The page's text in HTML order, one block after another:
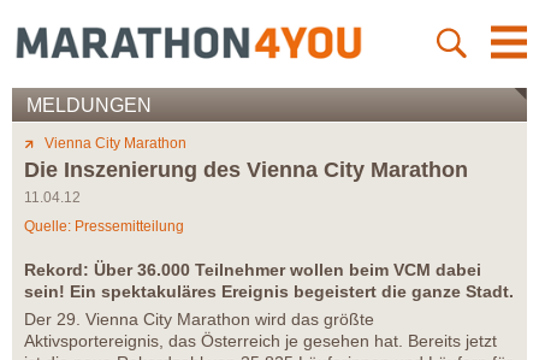
MELDUNGEN
Vienna City Marathon
Die Inszenierung des Vienna City Marathon
11.04.12
Quelle: Pressemitteilung
Rekord: Über 36.000 Teilnehmer wollen beim VCM dabei
sein! Ein spektakuläres Ereignis begeistert die ganze Stadt.
Der 29. Vienna City Marathon wird das größte
Aktivsportereignis, das Österreich je gesehen hat. Bereits jetzt